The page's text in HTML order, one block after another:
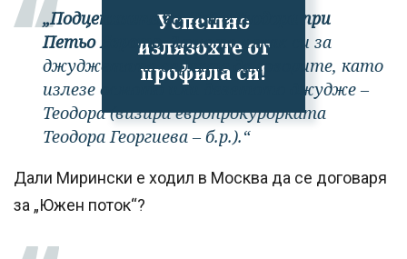
Успешно
излязохте от
профила си!
„Подценявате го. Той е Теодора при
Петьо Еврото. Защото някак си за
джуджетата спряхте да говорите, като
излезе осмото или деветото джудже –
Теодора (визира европрокурорката
Теодора Георгиева – б.р.).“
Дали Мирински е ходил в Москва да се договаря
за „Южен поток“?